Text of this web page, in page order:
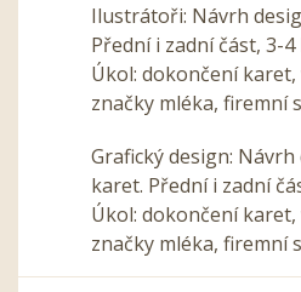
Ilustrátoři: Návrh
Přední i zadní část, 3-
Úkol: dokončení
značky mléka, firemní
Grafický design:
karet. Přední i zadní
Úkol: dokončení
značky mléka, firemní